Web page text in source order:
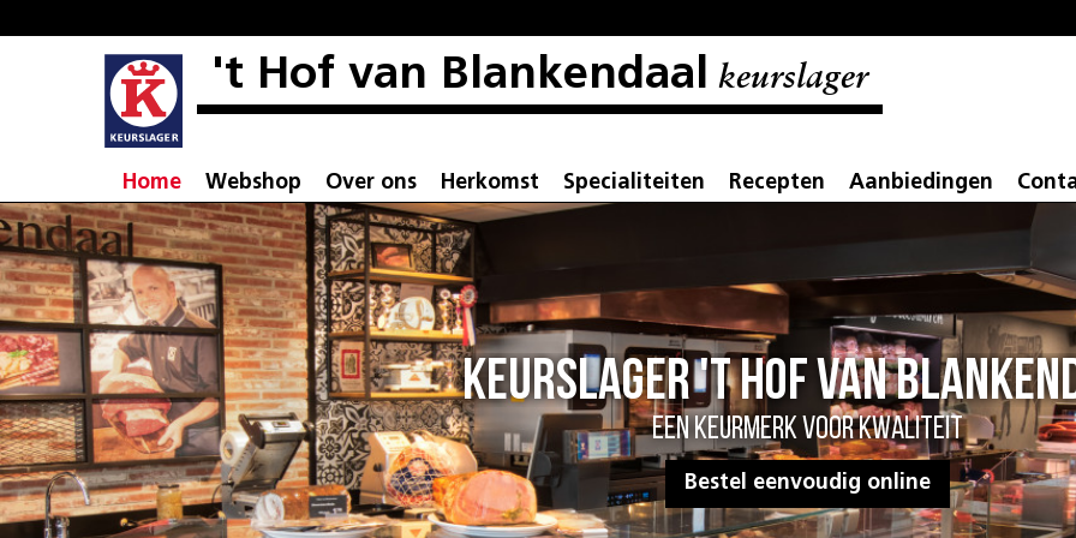
't Hof van Blankendaal keurslager
Home Webshop Over ons Herkomst Specialiteiten Recepten Aanbiedingen
Direct bestellen?
Bekijk ons assortiment